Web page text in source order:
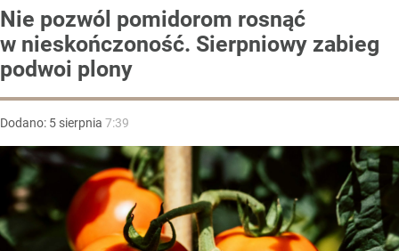
Nie pozwól pomidorom rosnąć
w nieskończoność. Sierpniowy zabieg
podwoi plony
Dodano: 5 sierpnia 7:39